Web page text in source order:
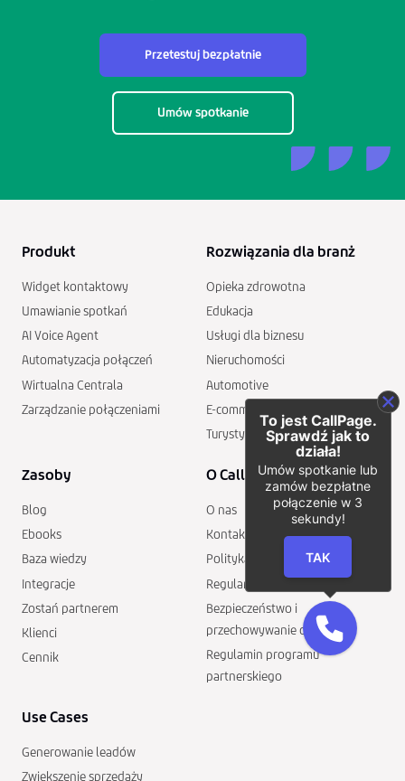
Przetestuj bezpłatnie
Umów spotkanie
Produkt
Widget kontaktowy
Umawianie spotkań
AI Voice Agent
Automatyzacja połączeń
Wirtualna Centrala
Zarządzanie połączeniami
Rozwiązania dla branż
Opieka zdrowotna
Edukacja
Usługi dla biznesu
Nieruchomości
Automotive
E-commerce
Turystyka
Zasoby
Blog
Ebooks
Baza wiedzy
Integracje
Zostań partnerem
Klienci
Cennik
O CallPage
O nas
Kontakt
Polityka prywatności
Regulamin
Bezpieczeństwo i
przechowywanie danych
Regulamin programu
partnerskiego
Use Cases
Generowanie leadów
Zwiększenie sprzedaży
To jest CallPage.
Sprawdź jak to
działa!
Umów spotkanie lub
zamów bezpłatne
połączenie w 3
sekundy!
TAK